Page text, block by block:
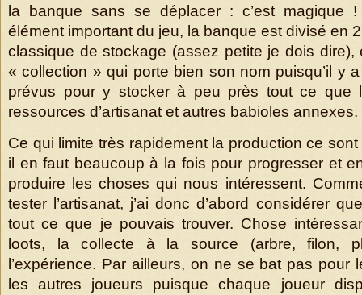
la banque sans se déplacer : c’est magique !
élément important du jeu, la banque est divisé en
classique de stockage (assez petite je dois
« collection » qui porte bien son nom puisqu’il y
prévus pour y stocker à peu près tout ce que
ressources d’artisanat et autres babioles annexes.
Ce qui limite très rapidement la production ce
il en faut beaucoup à la fois pour progresser et
produire les choses qui nous intéressent.
tester l’artisanat, j’ai donc d’abord considérer
tout ce que je pouvais trouver. Chose
loots, la collecte à la source (arbre, filon,
l’expérience. Par ailleurs, on ne se bat pas pour
les autres joueurs puisque chaque joueur